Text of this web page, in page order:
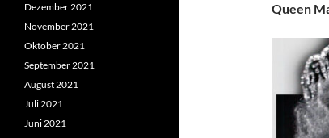
Queen
Dezember 2021
November 2021
Oktober 2021
September 2021
August 2021
Juli 2021
Juni 2021